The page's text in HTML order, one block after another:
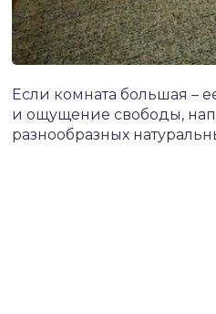
Если комната большая –
и ощущение свободы,
разнообразных